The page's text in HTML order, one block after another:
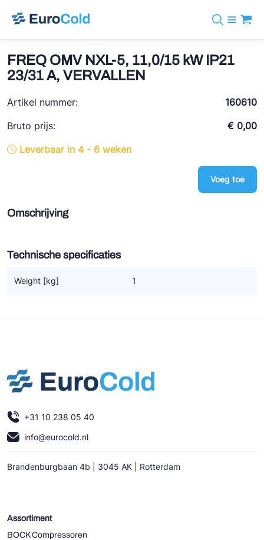
info@eurocold.nl
Merken
BOCK
REFFLEX®
Doucette Industries
Koudemiddelen
Diensten
Nieuws
Over ons
FREQ OMV NXL-5, 11,0/15 kW IP21
23/31 A, VERVALLEN
Artikel nummer:
160610
Bruto prijs:
€ 0,00
Leverbaar in 4 - 6 weken
Voeg toe
Omschrijving
Technische specificaties
Weight [kg] 1
+31 10 238 05 40
info@eurocold.nl
Brandenburgbaan 4b | 3045 AK | Rotterdam
Assortiment
BOCK Compressoren